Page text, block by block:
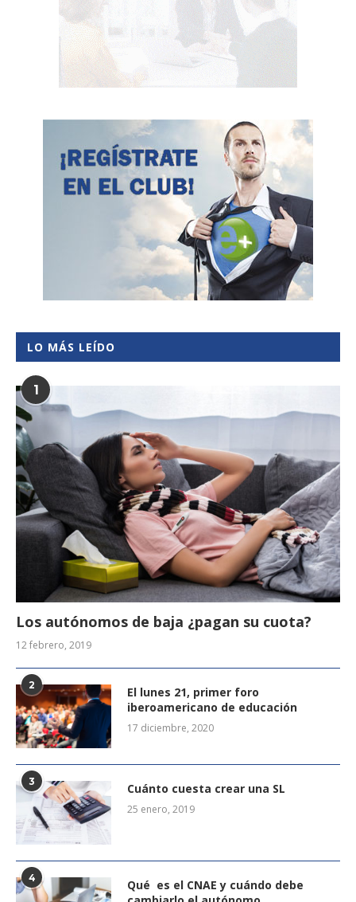
LO MÁS LEÍDO
1
Los autónomos de baja ¿pagan su cuota?
12 febrero, 2019
2
El lunes 21, primer foro
iberoamericano de educación
17 diciembre, 2020
3 Cuánto cuesta crear una SL
25 enero, 2019
4
Qué es el CNAE y cuándo debe